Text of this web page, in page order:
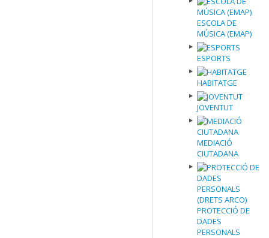
ESCOLA DE
MÚSICA (EMAP)
ESPORTS
HABITATGE
JOVENTUT
MEDIACIÓ
CIUTADANA
PROTECCIÓ DE
DADES
PERSONALS